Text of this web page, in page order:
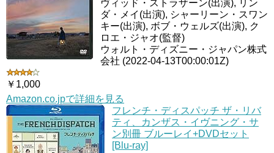
ヴィッド・ストラザーン(出演), リン
ダ・メイ(出演), シャーリーン・スワン
キー(出演), ボブ・ウェルズ(出演), ク
ロエ・ジャオ(監督)
ウォルト・ディズニー・ジャパン株式
会社 (2022-04-13T00:00:01Z)
￥1,000
Amazon.co.jpで詳細を見る
フレンチ・ディスパッチ ザ・リバ
ティ、カンザス・イヴニング・サ
ン別冊 ブルーレイ+DVDセット
[Blu-ray]